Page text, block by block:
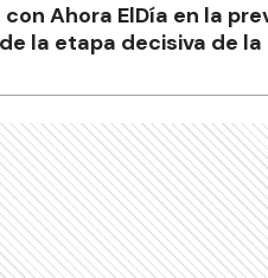
Ahora ElDía en la
la etapa decisiva de